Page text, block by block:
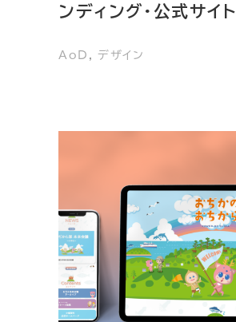
ンディング・公式サイト
AoD , デザイン